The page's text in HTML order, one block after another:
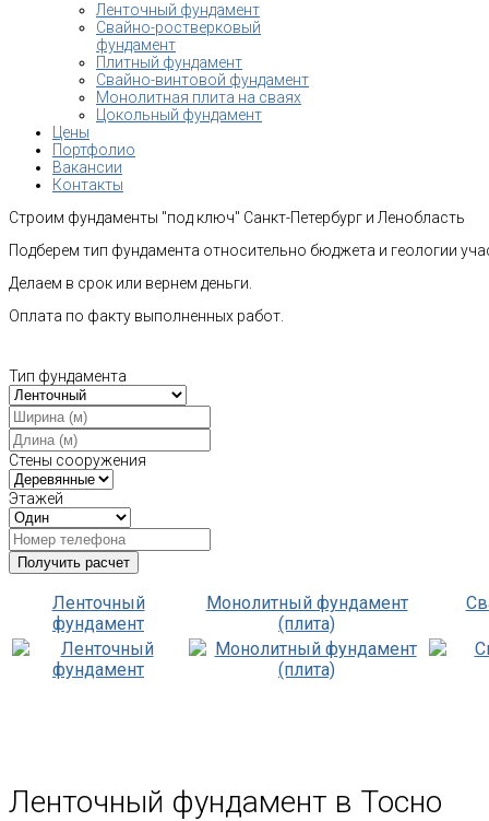
Ленточный фундамент
Свайно-ростверковый
фундамент
Плитный фундамент
Свайно-винтовой фундамент
Монолитная плита на сваях
Цокольный фундамент
Цены
Портфолио
Вакансии
Контакты
Строим фундаменты "под ключ" Санкт-Петербург и Ленобласть
Подберем тип фундамента относительно бюджета и геологии
Делаем в срок или вернем деньги.
Оплата по факту выполненных работ.
Тип фундамента
Стены сооружения
Этажей
Ленточный
фундамент
Монолитный фундамент
(плита)
Ленточный фундамент в Тосно